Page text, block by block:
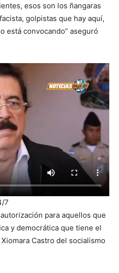
esos son los ñangaras
golpistas que hay aquí,
está convocando” aseguró
7
para aquellos que
y democrática que tiene el
Castro del socialismo